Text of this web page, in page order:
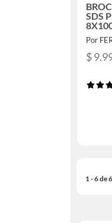
SDS
Por
$
1 - 6 de